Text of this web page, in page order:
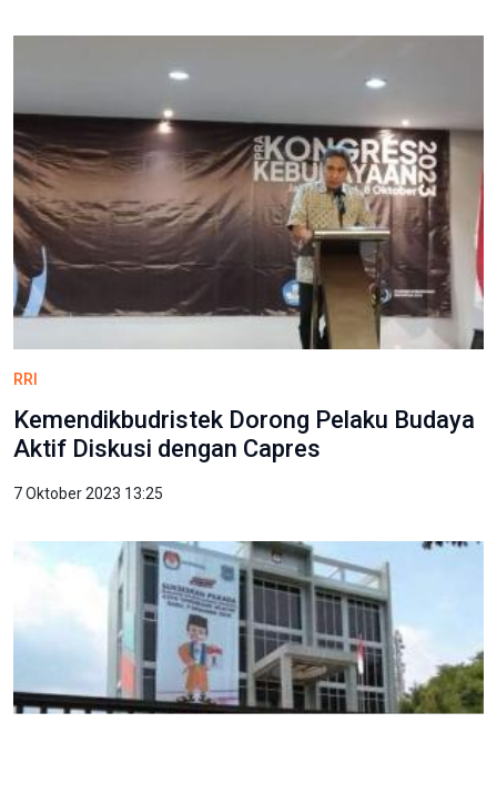
RRI
Kemendikbudristek Dorong Pelaku Budaya
Aktif Diskusi dengan Capres
7 Oktober 2023 13:25